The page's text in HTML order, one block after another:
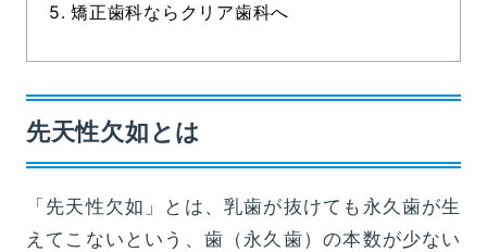
5. 矯正歯科ならクリア歯科へ
先天性欠如とは
「先天性欠如」とは、乳歯が抜けても永久歯が生
えてこないという、歯（永久歯）の本数が少ない